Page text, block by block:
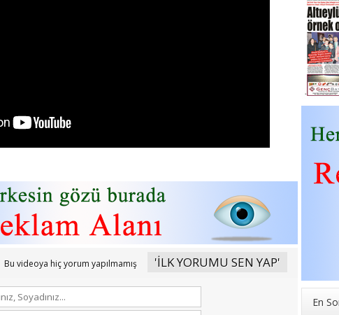
En
Bu videoya hiç yorum yapılmamış 'İLK YORUMU SEN YAP'